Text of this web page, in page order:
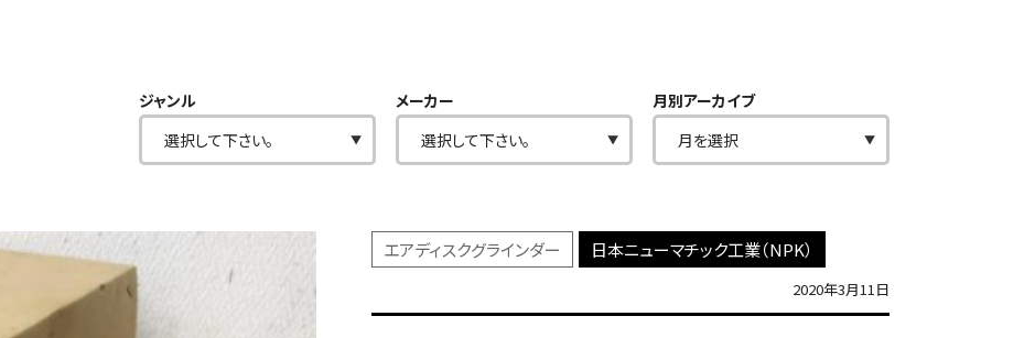
ジャンル メーカー 月別アーカイブ
エアディスクグラインダー 日本ニューマチック工業（NPK）
2020年3月11日